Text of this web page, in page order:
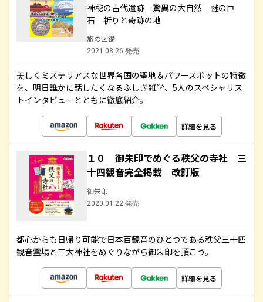
神秘の古代遺跡 驚異の大自然 謎の巨
石 祈りと奇跡の地
旅の図鑑
2021.08.26 発売
美しくミステリアスな世界各国の聖地＆パワースポットの特徴
を、明日誰かに話したくなるふしぎ雑学、5人のスペシャリス
トインタビューとともに徹底紹介。
詳細を見る
１０ 御朱印でめぐる秩父の寺社 三
十四観音完全掲載 改訂版
御朱印
2020.01.22 発売
都心からも日帰り可能で日本百観音のひとつである秩父三十四
観音霊場と三大神社をめぐりながら御朱印を頂こう。
詳細を見る